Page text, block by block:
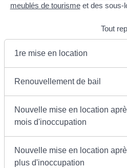
meublés de tourismeet des sous-
Tout
1re mise en location
Renouvellement de bail
Nouvelle mise en location
mois d'inoccupation
Nouvelle mise en location
plus d'inoccupation